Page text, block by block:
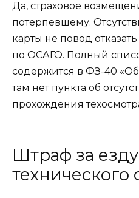
Да, страховое
потерпевшему.
карты не повод
по ОСАГО. Полный
содержится в ФЗ-40 «Об
там нет пункта об
прохождения
Штраф за
технического